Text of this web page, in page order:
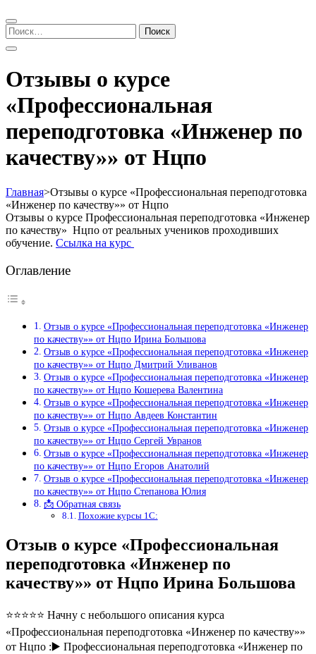
Найти:
Отзывы о курсе
«Профессиональная
переподготовка «Инженер по
качеству»» от Нцпо
Главная>Отзывы о курсе «Профессиональная переподготовка
«Инженер по качеству»» от Нцпо
Отзывы о курсе Профессиональная переподготовка «Инженер
по качеству» Нцпо от реальных учеников проходивших
обучение. Ссылка на курс
Оглавление
Отзыв о курсе «Профессиональная переподготовка «Инженер
по качеству»» от Нцпо Ирина Большова
Отзыв о курсе «Профессиональная переподготовка «Инженер
по качеству»» от Нцпо Дмитрий Уливанов
Отзыв о курсе «Профессиональная переподготовка «Инженер
по качеству»» от Нцпо Кошерева Валентина
Отзыв о курсе «Профессиональная переподготовка «Инженер
по качеству»» от Нцпо Авдеев Константин
Отзыв о курсе «Профессиональная переподготовка «Инженер
по качеству»» от Нцпо Сергей Увранов
Отзыв о курсе «Профессиональная переподготовка «Инженер
по качеству»» от Нцпо Егоров Анатолий
Отзыв о курсе «Профессиональная переподготовка «Инженер
по качеству»» от Нцпо Степанова Юлия
📩 Обратная связь
Похожие курсы 1С:
Отзыв о курсе «Профессиональная
переподготовка «Инженер по
качеству»» от Нцпо Ирина Большова
⭐⭐⭐⭐⭐ Начну с небольшого описания курса
«Профессиональная переподготовка «Инженер по качеству»»
от Нцпо :▶️ Профессиональная переподготовка «Инженер по